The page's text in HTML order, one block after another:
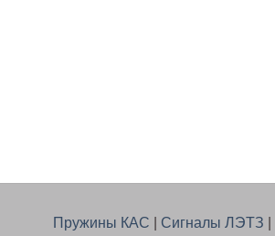
Пружины КАС Сигналы ЛЭТЗ